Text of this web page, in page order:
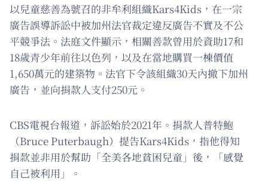
以兒童慈善為號召的非牟利組織Kars4Kids，在一宗
廣告誤導訴訟中被加州法官裁定違反廣告不實及不公
平競爭法。法庭文件顯示，相關善款曾用於資助17和
18歲青少年前往以色列，以及在當地購買一棟價值
1,650萬元的建築物。法官下令該組織30天內撤下加州
廣告，並向捐款人支付250元。
CBS電視台報道，訴訟始於2021年。捐款人普特鮑
（Bruce Puterbaugh）提告Kars4Kids，指他得知
捐款並非用於幫助「全美各地貧困兒童」後，「感覺
自己被利用」。